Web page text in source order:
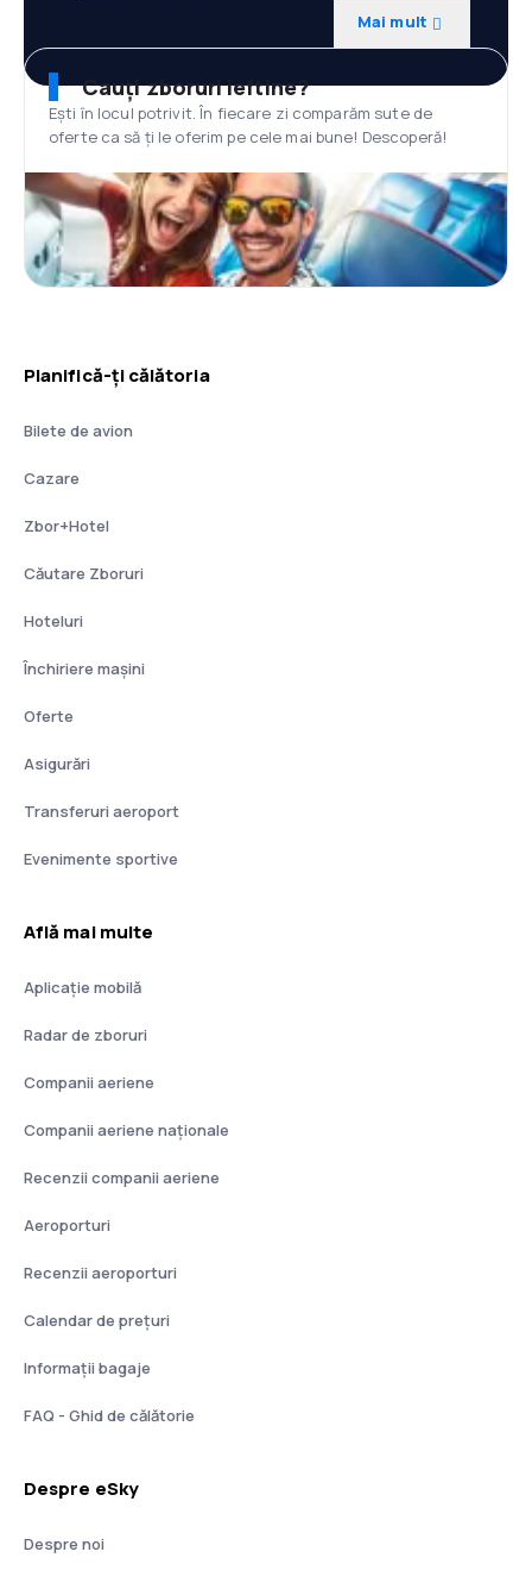
Mai mult
Cauți zboruri ieftine?
Ești în locul potrivit. În fiecare zi comparăm sute de
oferte ca să ți le oferim pe cele mai bune! Descoperă!
Planifică-ți călătoria
Bilete de avion
Cazare
Zbor+Hotel
Căutare Zboruri
Hoteluri
Închiriere mașini
Oferte
Asigurări
Transferuri aeroport
Evenimente sportive
Află mai multe
Aplicație mobilă
Radar de zboruri
Companii aeriene
Companii aeriene naţionale
Recenzii companii aeriene
Aeroporturi
Recenzii aeroporturi
Calendar de prețuri
Informații bagaje
FAQ - Ghid de călătorie
Despre eSky
Despre noi